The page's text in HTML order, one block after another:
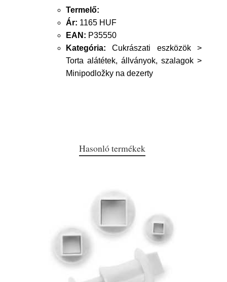
Termelő:
Ár: 1165 HUF
EAN: P35550
Kategória: Cukrászati eszközök >
Torta alátétek, állványok, szalagok >
Minipodložky na dezerty
Hasonló termékek